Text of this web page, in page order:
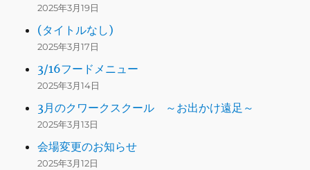
2025年3月19日
(タイトルなし)
2025年3月17日
3/16フードメニュー
2025年3月14日
3月のクワークスクール ～お出かけ遠足～
2025年3月13日
会場変更のお知らせ
2025年3月12日